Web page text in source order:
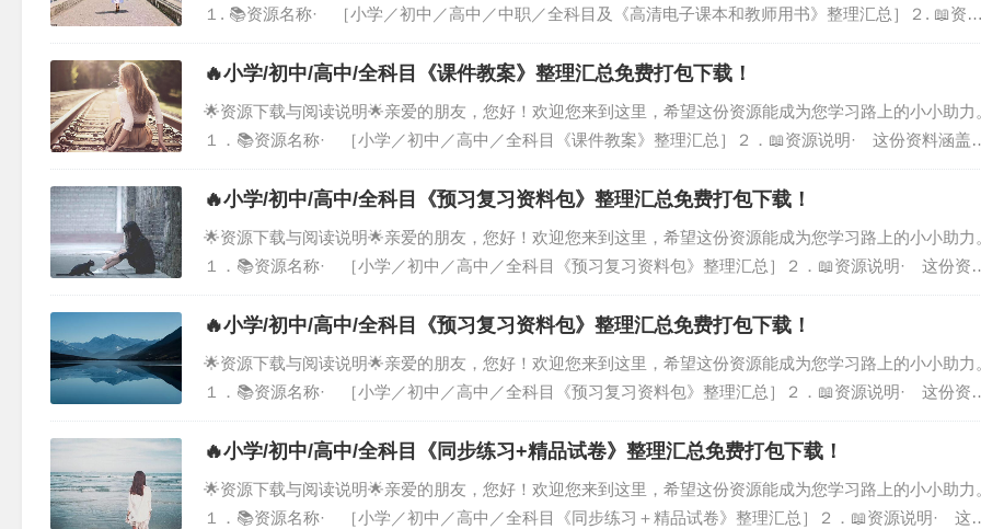
１. 📚资源名称· ［小学／初中／高中／中职／全科目及《高清电子课本和教师用书》整理汇总］２. 📖资
说明· 这份资料涵盖了 ［小学／初中／高中／中职／全科目及《高清电子课本和教师用书》整理汇总］，
由我们...
🔥小学/初中/高中/全科目《课件教案》整理汇总免费打包下载！
🌟资源下载与阅读说明🌟亲爱的朋友，您好！欢迎您来到这里，希望这份资源能成为您学习路上的小小助力
１．📚资源名称· ［小学／初中／高中／全科目《课件教案》整理汇总］２．📖资源说明· 这份资料涵盖
了 ［小学／初中／高中／全科目《课件教案》整理汇总］，由我们精心筛选、汇总而成，旨在为您提供系
化的学习参考...
🔥小学/初中/高中/全科目《预习复习资料包》整理汇总免费打包下载！
🌟资源下载与阅读说明🌟亲爱的朋友，您好！欢迎您来到这里，希望这份资源能成为您学习路上的小小助力
１．📚资源名称· ［小学／初中／高中／全科目《预习复习资料包》整理汇总］２．📖资源说明· 这份资
涵盖了 ［小学／初中／高中／全科目《预习复习资料包》整理汇总］，由我们精心筛选、汇总而成，旨在
您提供系统...
🔥小学/初中/高中/全科目《预习复习资料包》整理汇总免费打包下载！
🌟资源下载与阅读说明🌟亲爱的朋友，您好！欢迎您来到这里，希望这份资源能成为您学习路上的小小助力
１．📚资源名称· ［小学／初中／高中／全科目《预习复习资料包》整理汇总］２．📖资源说明· 这份资
涵盖了［小学／初中／高中／全科目《预习复习资料包》整理汇总］，由我们精心筛选、汇总而成，旨在为
提供系统化...
🔥小学/初中/高中/全科目《同步练习+精品试卷》整理汇总免费打包下载！
🌟资源下载与阅读说明🌟亲爱的朋友，您好！欢迎您来到这里，希望这份资源能成为您学习路上的小小助力
１．📚资源名称· ［小学／初中／高中／全科目《同步练习＋精品试卷》整理汇总］２．📖资源说明· 这